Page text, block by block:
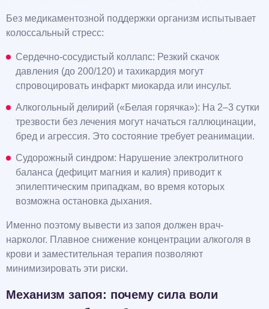
Без медикаментозной поддержки организм испытывает
колоссальный стресс:
Сердечно-сосудистый коллапс: Резкий скачок
давления (до 200/120) и тахикардия могут
спровоцировать инфаркт миокарда или инсульт.
Алкогольный делирий («Белая горячка»): На 2–3 сутки
трезвости без лечения могут начаться галлюцинации,
бред и агрессия. Это состояние требует реанимации.
Судорожный синдром: Нарушение электролитного
баланса (дефицит магния и калия) приводит к
эпилептическим припадкам, во время которых
возможна остановка дыхания.
Именно поэтому вывести из запоя должен врач-
нарколог. Плавное снижение концентрации алкоголя в
крови и заместительная терапия позволяют
минимизировать эти риски.
Механизм запоя: почему сила воли